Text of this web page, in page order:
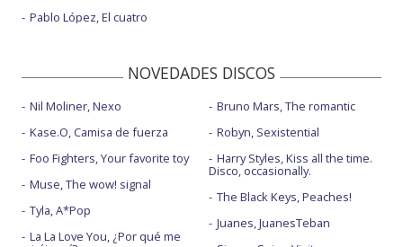
Pablo López, El cuatro
NOVEDADES DISCOS
Nil Moliner, Nexo
Kase.O, Camisa de fuerza
Foo Fighters, Your favorite toy
Muse, The wow! signal
Tyla, A*Pop
La La Love You, ¿Por qué me
Bruno Mars, The romantic
Robyn, Sexistential
Harry Styles, Kiss all the time.
Disco, occasionally.
The Black Keys, Peaches!
Juanes, JuanesTeban